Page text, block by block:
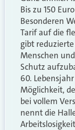
Bis zu 150
Besonderen
Tarif auf die
gibt
Menschen
Schutz
60.
Möglichkeit,
bei vollem
nennt die